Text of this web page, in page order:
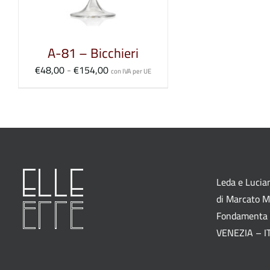
A-81 – Bicchieri
€48,00-€154,00Fascia
con IVA per UE
Leda e
di Marcato
VENEZIA –